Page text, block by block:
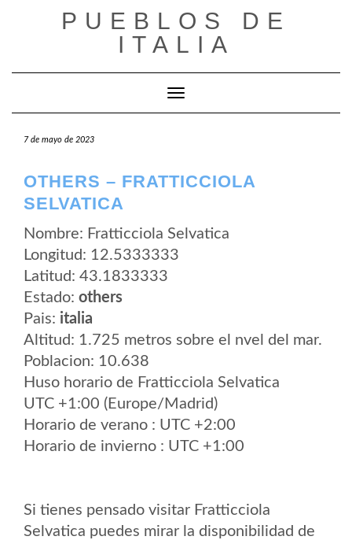
PUEBLOS DE
ITALIA
Cambiar modo de navegación
7 de mayo de 2023
OTHERS – FRATTICCIOLA
SELVATICA
Nombre: Fratticciola Selvatica
Longitud: 12.5333333
Latitud: 43.1833333
Estado: others
Pais: italia
Altitud: 1.725 metros sobre el nvel del mar.
Poblacion: 10.638
Huso horario de Fratticciola Selvatica
UTC +1:00 (Europe/Madrid)
Horario de verano : UTC +2:00
Horario de invierno : UTC +1:00
Si tienes pensado visitar Fratticciola
Selvatica puedes mirar la disponibilidad de